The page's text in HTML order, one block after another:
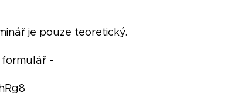
je pouze teoretický.
-